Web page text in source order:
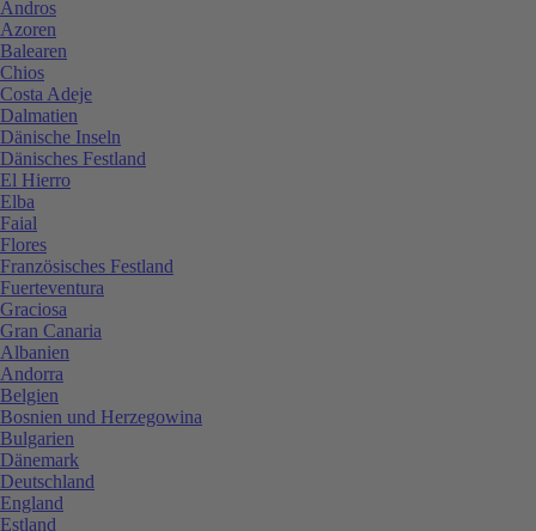
Andros
Azoren
Balearen
Chios
Costa Adeje
Dalmatien
Dänische Inseln
Dänisches Festland
El Hierro
Elba
Faial
Flores
Französisches Festland
Fuerteventura
Graciosa
Gran Canaria
Albanien
Andorra
Belgien
Bosnien und Herzegowina
Bulgarien
Dänemark
Deutschland
England
Estland